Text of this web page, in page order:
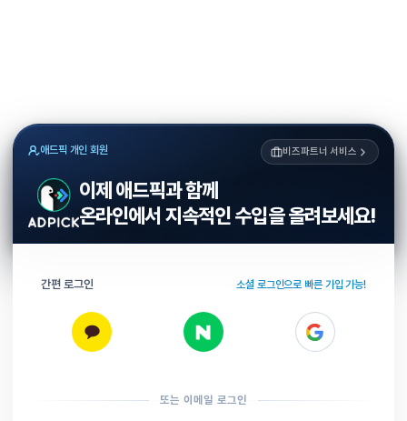
애드픽 개인 회원 비즈파트너 서비스
이제 애드픽과 함께
온라인에서 지속적인 수입을 올려보세요!
간편 로그인 소셜 로그인으로 빠른 가입 가능!
또는 이메일 로그인